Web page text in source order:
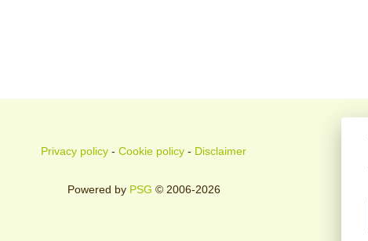
Privacy policy - Cookie policy - Disclaimer
Powered by PSG © 2006-2026